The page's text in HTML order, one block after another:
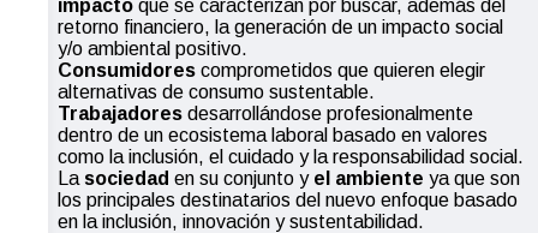
impacto que se caracterizan por buscar, además del
retorno financiero, la generación de un impacto social
y/o ambiental positivo.
Consumidores comprometidos que quieren elegir
alternativas de consumo sustentable.
Trabajadores desarrollándose profesionalmente
dentro de un ecosistema laboral basado en valores
como la inclusión, el cuidado y la responsabilidad social.
La sociedad en su conjunto y el ambiente ya que son
los principales destinatarios del nuevo enfoque basado
en la inclusión, innovación y sustentabilidad.